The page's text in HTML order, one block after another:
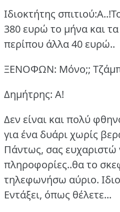
Ιδιοκτήτης
380 ευρώ το μήνα και
περίπου άλλα 40 ευρώ..
ΞΕΝΟΦΩΝ: Μόνο;;
Δημήτρης: Α!
Δεν είναι και πολύ
για ένα δυάρι χωρίς
Πάντως, σας ευχαριστώ
πληροφορίες..θα το
τηλεφωνήσω αύριο.
Εντάξει, όπως θέλετε...